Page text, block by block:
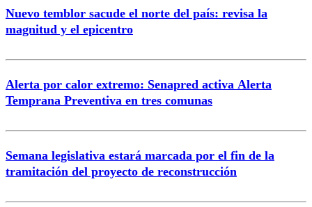
Nuevo temblor sacude el norte del país: revisa la
magnitud y el epicentro
Alerta por calor extremo: Senapred activa Alerta
Temprana Preventiva en tres comunas
Semana legislativa estará marcada por el fin de la
tramitación del proyecto de reconstrucción